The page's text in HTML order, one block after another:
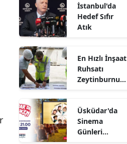
İstanbul'da
Hedef Sıfır
Atık
En Hızlı İnşaat
Ruhsatı
Zeytinburnu
Üsküdar'da
Sinema
Günleri